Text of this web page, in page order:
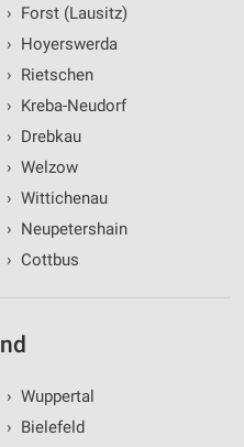
› Forst (Lausitz)
› Hoyerswerda
› Rietschen
› Kreba-Neudorf
› Drebkau
› Welzow
› Wittichenau
› Neupetershain
› Cottbus
› Wuppertal
› Bielefeld